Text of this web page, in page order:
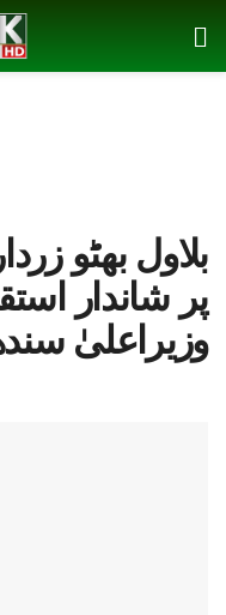
بلاول بھٹو
پر شاندار
وزیراعلیٰ